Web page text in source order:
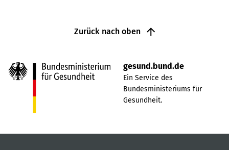
Zurück nach oben
gesund.bund.de
Ein Service des
Bundesministeriums für
Gesundheit.